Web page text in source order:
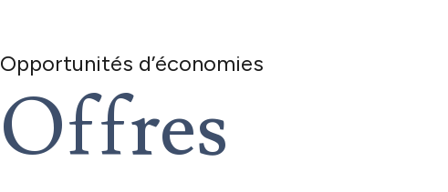
Opportunités d’économies
Offres